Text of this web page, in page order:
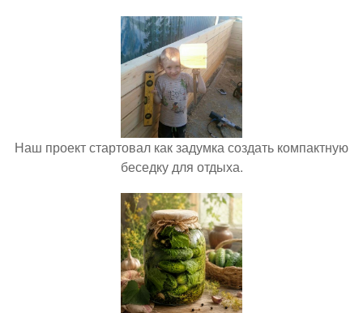
Наш проект стартовал как задумка создать компактную
беседку для отдыха.